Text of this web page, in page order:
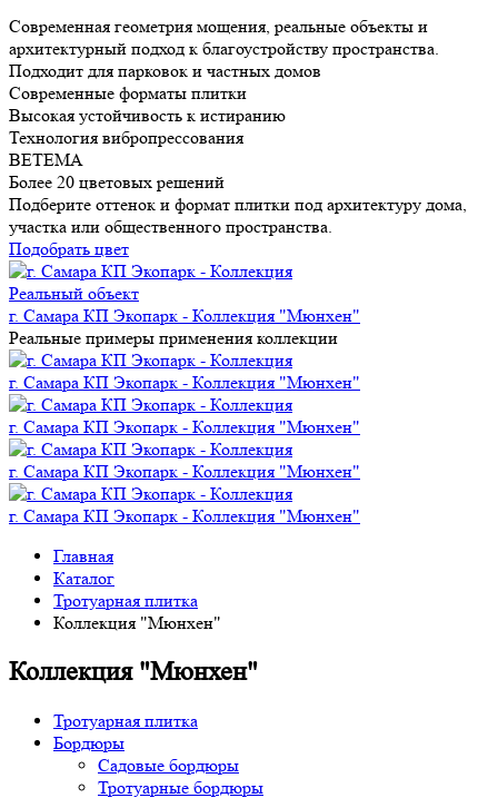
Современная геометрия мощения, реальные объекты и
архитектурный подход к благоустройству пространства.
Подходит для парковок и частных домов
Современные форматы плитки
Высокая устойчивость к истиранию
Технология вибропрессования
BETEMA
Более 20 цветовых решений
Подберите оттенок и формат плитки под архитектуру дома,
участка или общественного пространства.
Подобрать цвет
Реальный объект
г. Самара КП Экопарк - Коллекция "Мюнхен"
Реальные примеры применения коллекции
г. Самара КП Экопарк - Коллекция "Мюнхен"
г. Самара КП Экопарк - Коллекция "Мюнхен"
г. Самара КП Экопарк - Коллекция "Мюнхен"
г. Самара КП Экопарк - Коллекция "Мюнхен"
Главная
Каталог
Тротуарная плитка
Коллекция "Мюнхен"
Коллекция "Мюнхен"
Тротуарная плитка
Бордюры
Садовые бордюры
Тротуарные бордюры